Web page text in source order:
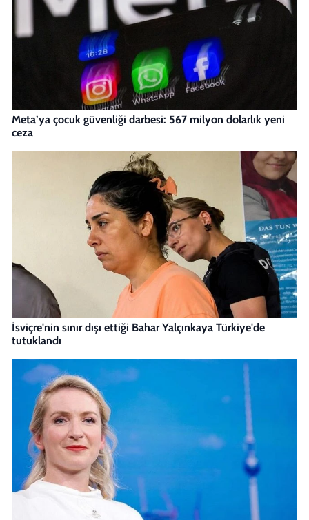
Meta’ya çocuk güvenliği darbesi: 567 milyon dolarlık yeni
ceza
İsviçre'nin sınır dışı ettiği Bahar Yalçınkaya Türkiye'de
tutuklandı